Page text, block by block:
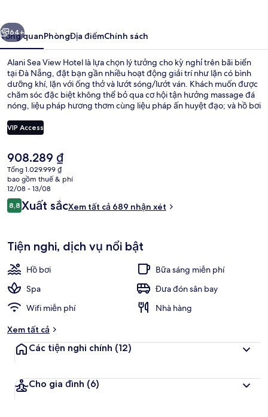
Tiếp
64+
Tổng quanPhòngĐịa điểmChính sách
Alani Sea View Hotel là lựa chọn lý tưởng cho kỳ nghỉ trên bãi biển
tại Đà Nẵng, đặt bạn gần nhiều hoạt động giải trí như lặn có bình
dưỡng khí, lặn với ống thở và lướt sóng/lướt ván. Khách muốn được
chăm sóc đặc biệt không thể bỏ qua cơ hội tận hưởng massage đá
nóng, liệu pháp hương thơm cùng liệu pháp ấn huyệt đạo; và hồ bơi
bữa tại nhà hàng và thư giãn bên ly giải khát tại quán bar cạnh hồ
bơi. Các tiện nghi nổi bật khác bao gồm 2 quán bar/khu lounge,
vật chất là những điều gây ấn tượng tốt đẹp trong lòng du khách.
VIP Access
Giá
hiện
tại
là
908.289 ₫
908.289 ₫
Tổng 1.029.999 ₫
bao gồm thuế & phí
12/08 - 13/08
Nhận
xét
8,88,8 trên 10,
Xuất sắcXem tất cả 689 nhận xét
Tiện nghi, dịch vụ nổi bật
Hồ bơi
Bữa sáng miễn phí
Spa
Đưa đón sân bay
Wifi miễn phí
Nhà hàng
Xem tất cả
Các tiện nghi chính (12)
Cho gia đình (6)